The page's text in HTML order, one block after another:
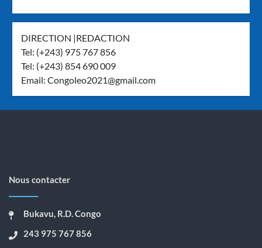
DIRECTION |REDACTION
Tel: (+243) 975 767 856
Tel: (+243) 854 690 009
Email:Congoleo2021@gmail.com
Nous contacter
Bukavu, R.D. Congo
243 975 767 856